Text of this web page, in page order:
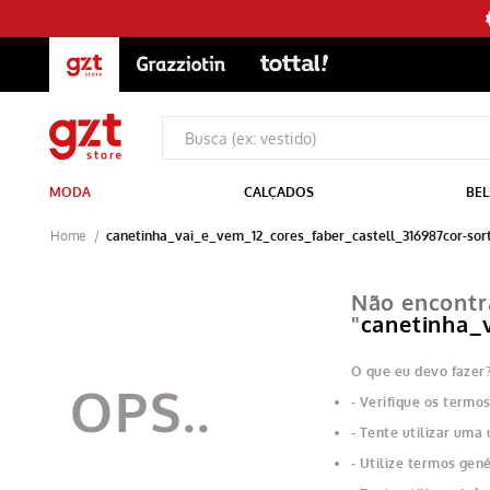
MODA CALÇADOS
canetinha_vai_e_vem_12_cores_faber_castell_316987cor-
Não
"
O que eu devo fazer?
Verifique os
Tente utilizar uma
Utilize termos